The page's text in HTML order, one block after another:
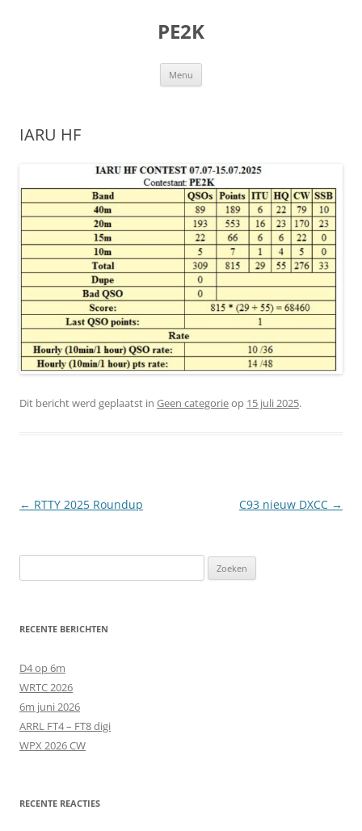
PE2K
Menu
IARU HF
Dit bericht werd geplaatst in Geen categorieop 15 juli 2025.
Berichtnavigatie
← RTTY 2025 Roundup C93 nieuw DXCC →
naar:
RECENTE BERICHTEN
D4 op 6m
WRTC 2026
6m juni 2026
ARRL FT4 – FT8 digi
WPX 2026 CW
RECENTE REACTIES